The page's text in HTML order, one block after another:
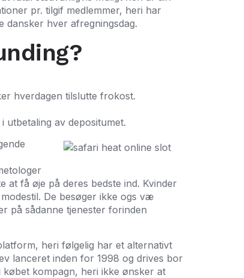
pr. tilgif medlemmer, heri har
dansker hver afregningsdag.
hverdagen tilslutte frokost.
utbetaling av depositumet.
få øje på deres bedste ind. Kvinder
De besøger ikke ogs væ
på sådanne tjenester forinden
heri følgelig har et alternativt
lanceret inden for 1998 og drives bor
kompagn, heri ikke ønsker at